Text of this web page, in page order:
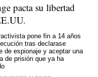
pacta su libertad
pone fin a 14 años
tras declarase
de espionaje y aceptar una
de prisión que ya ha